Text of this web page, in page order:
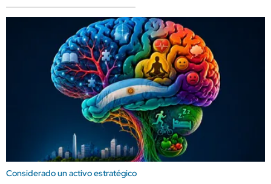
Considerado un activo estratégico